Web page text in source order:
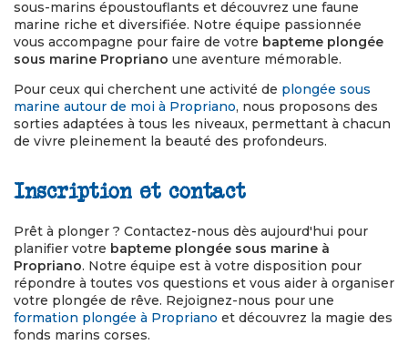
sous-marins époustouflants et découvrez une faune
marine riche et diversifiée. Notre équipe passionnée
vous accompagne pour faire de votre bapteme plongée
sous marine Propriano une aventure mémorable.
Pour ceux qui cherchent une activité de plongée sous
marine autour de moi à Propriano, nous proposons des
sorties adaptées à tous les niveaux, permettant à chacun
de vivre pleinement la beauté des profondeurs.
Inscription et contact
Prêt à plonger ? Contactez-nous dès aujourd'hui pour
planifier votre bapteme plongée sous marine à
Propriano. Notre équipe est à votre disposition pour
répondre à toutes vos questions et vous aider à organiser
votre plongée de rêve. Rejoignez-nous pour une
formation plongée à Propriano et découvrez la magie des
fonds marins corses.